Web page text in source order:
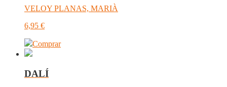
VELOY PLANAS, MARIÀ
6,95 €
Comprar
DALÍ